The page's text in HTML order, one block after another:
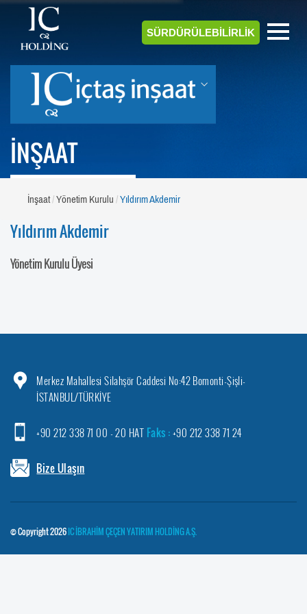
SÜRDÜRÜLEBİLİRLİK
İNŞAAT
İnşaat Yönetim Kurulu Yıldırım Akdemir
Yıldırım Akdemir
Yönetim Kurulu Üyesi
Merkez Mahallesi Silahşör Caddesi No:42 Bomonti-Şişli-
İSTANBUL/TÜRKİYE
+90 212 338 71 00 - 20 HAT Faks :+90 212 338 71 24
Bize Ulaşın
© Copyright 2026IC İBRAHİM ÇEÇEN YATIRIM HOLDİNG A.Ş.